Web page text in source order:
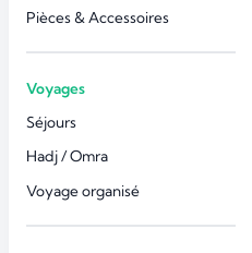
Pièces & Accessoires
Voyages
Séjours
Hadj / Omra
Voyage organisé